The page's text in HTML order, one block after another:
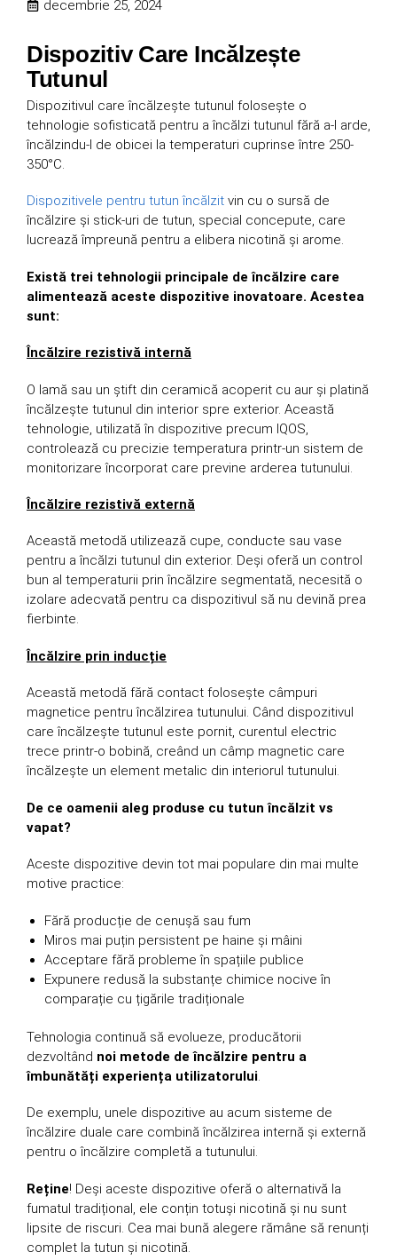
decembrie 25, 2024
Dispozitiv Care Incălzește
Tutunul
Dispozitivul care încălzește tutunul folosește o
tehnologie sofisticată pentru a încălzi tutunul fără a-l arde,
încălzindu-l de obicei la temperaturi cuprinse între 250-
350°C.
Dispozitivele pentru tutun încălzit vin cu o sursă de
încălzire și stick-uri de tutun, special concepute, care
lucrează împreună pentru a elibera nicotină și arome.
Există trei tehnologii principale de încălzire care
alimentează aceste dispozitive inovatoare. Acestea
sunt:
Încălzire rezistivă internă
O lamă sau un știft din ceramică acoperit cu aur și platină
încălzește tutunul din interior spre exterior. Această
tehnologie, utilizată în dispozitive precum IQOS,
controlează cu precizie temperatura printr-un sistem de
monitorizare încorporat care previne arderea tutunului.
Încălzire rezistivă externă
Această metodă utilizează cupe, conducte sau vase
pentru a încălzi tutunul din exterior. Deși oferă un control
bun al temperaturii prin încălzire segmentată, necesită o
izolare adecvată pentru ca dispozitivul să nu devină prea
fierbinte.
Încălzire prin inducție
Această metodă fără contact folosește câmpuri
magnetice pentru încălzirea tutunului. Când dispozitivul
care încălzește tutunul este pornit, curentul electric
trece printr-o bobină, creând un câmp magnetic care
încălzește un element metalic din interiorul tutunului.
De ce oamenii aleg produse cu tutun încălzit vs
vapat?
Aceste dispozitive devin tot mai populare din mai multe
motive practice:
Fără producție de cenușă sau fum
Miros mai puțin persistent pe haine și mâini
Acceptare fără probleme în spațiile publice
Expunere redusă la substanțe chimice nocive în
comparație cu țigările tradiționale
Tehnologia continuă să evolueze, producătorii
dezvoltând noi metode de încălzire pentru a
îmbunătăți experiența utilizatorului.
De exemplu, unele dispozitive au acum sisteme de
încălzire duale care combină încălzirea internă și externă
pentru o încălzire completă a tutunului.
Reține! Deși aceste dispozitive oferă o alternativă la
fumatul tradițional, ele conțin totuși nicotină și nu sunt
lipsite de riscuri. Cea mai bună alegere rămâne să renunți
complet la tutun și nicotină.